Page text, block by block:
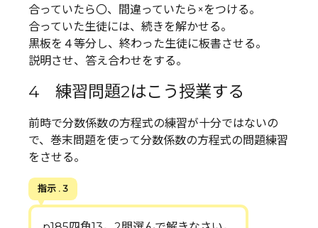
合っていたら〇、間違っていたら×をつける。
合っていた生徒には、続きを解かせる。
黒板を４等分し、終わった生徒に板書させる。
説明させ、答え合わせをする。
4 練習問題2はこう授業する
前時で分数係数の方程式の練習が十分ではないの
で、巻末問題を使って分数係数の方程式の問題練習
をさせる。
指示 . 3